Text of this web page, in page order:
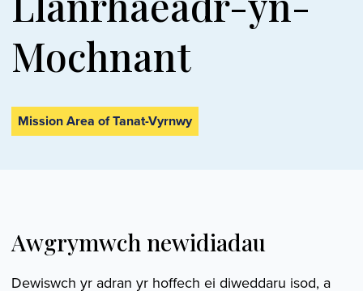
Mochnant
Mission Area of Tanat-Vyrnwy
Awgrymwch newidiadau
Dewiswch yr adran yr hoffech ei diweddaru isod, a